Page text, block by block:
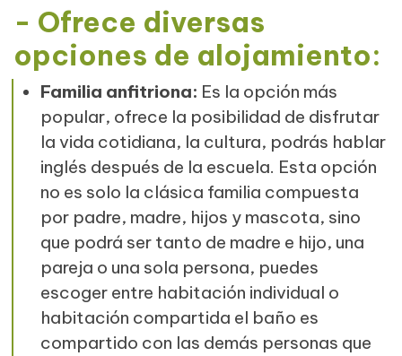
- Ofrece diversas
opciones de alojamiento:
Familia anfitriona: Es la opción más
popular, ofrece la posibilidad de disfrutar
la vida cotidiana, la cultura, podrás hablar
inglés después de la escuela. Esta opción
no es solo la clásica familia compuesta
por padre, madre, hijos y mascota, sino
que podrá ser tanto de madre e hijo, una
pareja o una sola persona, puedes
escoger entre habitación individual o
habitación compartida el baño es
compartido con las demás personas que